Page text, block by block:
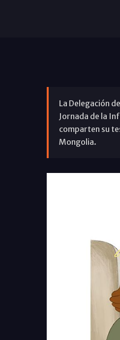
La Delegación
Jornada de la
comparten su
Mongolia.